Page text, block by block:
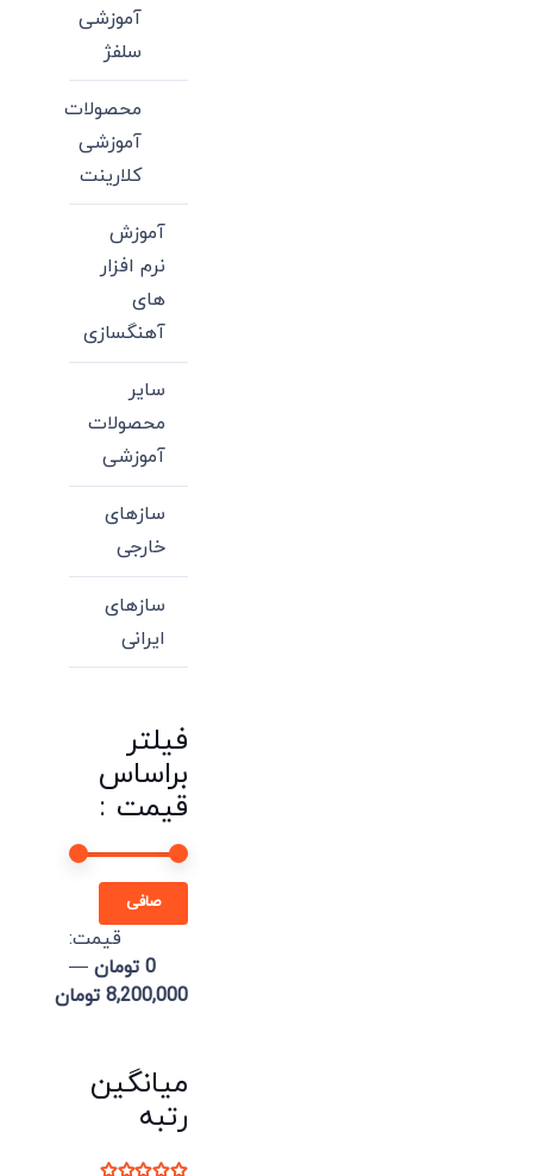
آموزشی
سلفژ
محصولات
آموزشی
کلارینت
آموزش
نرم افزار
های
آهنگسازی
سایر
محصولات
آموزشی
سازهای
خارجی
سازهای
ایرانی
فیلتر
براساس
قیمت :
صافی
قيمت:
0 تومان
—
8,200,000 تومان
میانگین
رتبه